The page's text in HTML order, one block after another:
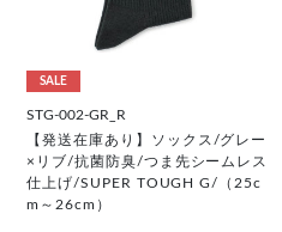
SALE
STG-002-GR_R
【発送在庫あり】ソックス/グレー
×リブ/抗菌防臭/つま先シームレス
仕上げ/SUPER TOUGH G/（25c
m～26cm）